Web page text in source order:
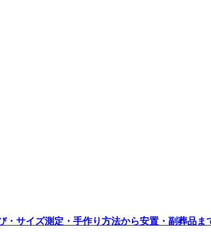
サイズ測定・手作り方法から安置・副葬品ま